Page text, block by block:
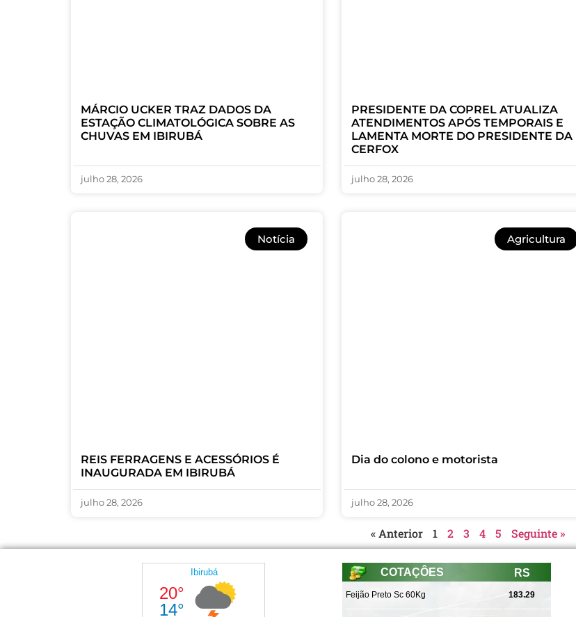
MÁRCIO UCKER TRAZ DADOS DA
ESTAÇÃO CLIMATOLÓGICA SOBRE AS
CHUVAS EM IBIRUBÁ
julho 28, 2026
PRESIDENTE DA COPREL ATUALIZA
ATENDIMENTOS APÓS TEMPORAIS E
LAMENTA MORTE DO PRESIDENTE DA
CERFOX
julho 28, 2026
Notícia
REIS FERRAGENS E ACESSÓRIOS É
INAUGURADA EM IBIRUBÁ
julho 28, 2026
Agricultura
Dia do colono e motorista
julho 28, 2026
« Anterior 1 2 3 4 5 Seguinte »